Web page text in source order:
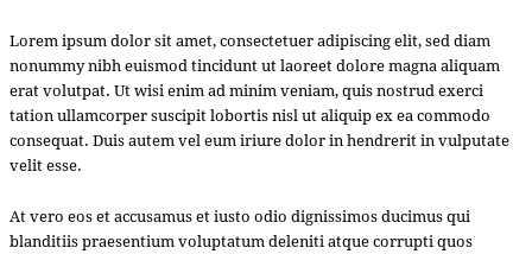
Lorem ipsum dolor sit amet, consectetuer adipiscing elit, sed diam
nonummy nibh euismod tincidunt ut laoreet dolore magna aliquam
erat volutpat. Ut wisi enim ad minim veniam, quis nostrud exerci
tation ullamcorper suscipit lobortis nisl ut aliquip ex ea commodo
consequat. Duis autem vel eum iriure dolor in hendrerit in vulputate
velit esse.
At vero eos et accusamus et iusto odio dignissimos ducimus qui
blanditiis praesentium voluptatum deleniti atque corrupti quos